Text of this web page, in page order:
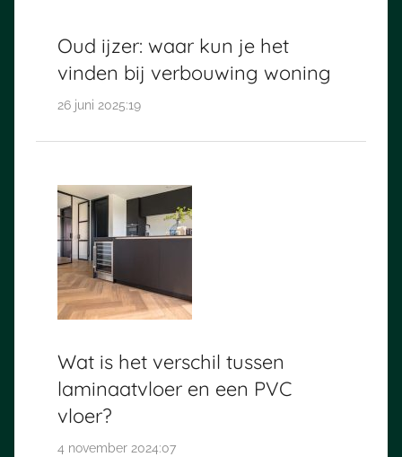
Oud ijzer: waar kun je het
vinden bij verbouwing woning
26 juni 2025:19
Wat is het verschil tussen
laminaatvloer en een PVC
vloer?
4 november 2024:07